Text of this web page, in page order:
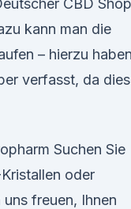
CBD Shop
kann man die
– hierzu haben
verfasst, da
Suchen Sie
oder
freuen, Ihnen